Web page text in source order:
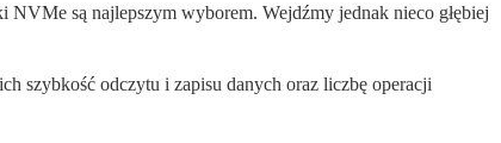
NVMe są najlepszym wyborem. Wejdźmy jednak nieco głębiej
szybkość odczytu i zapisu danych oraz liczbę operacji